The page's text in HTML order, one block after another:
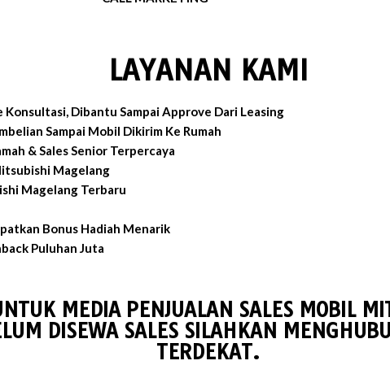
LAYANAN KAMI
Dibantu Sampai Approve Dari Leasing
Sampai Mobil Dikirim Ke Rumah
& Sales Senior Terpercaya
Magelang
Magelang Terbaru
Bonus Hadiah Menarik
Puluhan Juta
MEDIA PENJUALAN SALES MOBIL
DISEWA SALES SILAHKAN
TERDEKAT.